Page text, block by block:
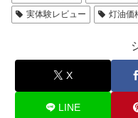
実体験レビュー
灯油価
X
LINE